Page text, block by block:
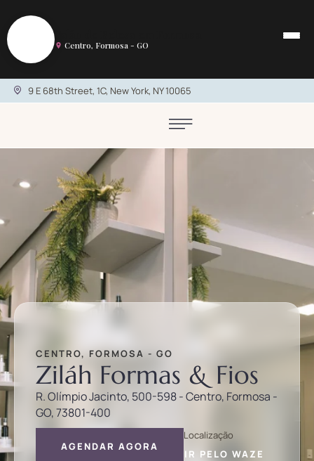
Centro, Formosa - GO
9 E 68th Street, 1C, New York, NY 10065
CENTRO, FORMOSA - GO
Ziláh Formas & Fios
R. Olímpio Jacinto, 500-598 - Centro, Formosa -
GO, 73801-400
AGENDAR AGORA
Localização
IR PELO WAZE